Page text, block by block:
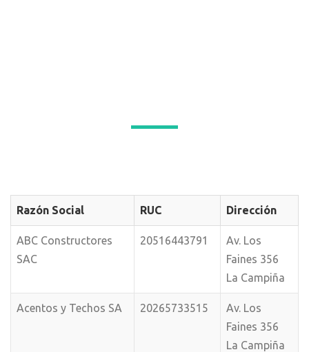
Razón Social RUC Dirección
ABC Constructores
SAC
20516443791
Av. Los
Faines 356
La Campiña
Acentos y Techos SA 20265733515
Av. Los
Faines 356
La Campiña